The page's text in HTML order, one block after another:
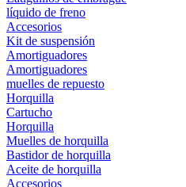
líquido de freno
Accesorios
Kit de suspensión
Amortiguadores
Amortiguadores
muelles de repuesto
Horquilla
Cartucho
Horquilla
Muelles de horquilla
Bastidor de horquilla
Aceite de horquilla
Accesorios